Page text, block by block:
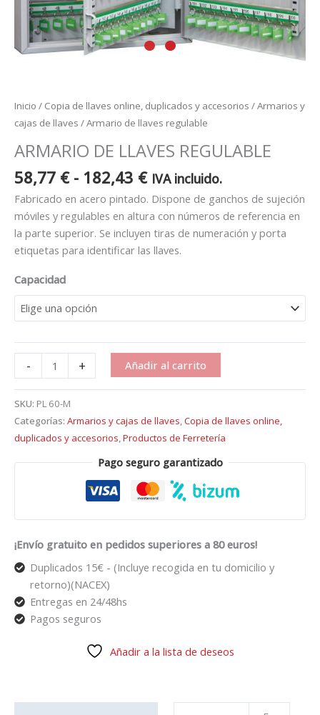
Inicio / Copia de llaves online, duplicados y accesorios /Armarios y
cajas de llaves / Armario de llaves regulable
ARMARIO DE LLAVES REGULABLE
58,77 € - 182,43 € IVA incluido.
Fabricado en acero pintado. Dispone de ganchos de sujeción
móviles y regulables en altura con números de referencia en
la parte superior. Se incluyen tiras de numeración y porta
etiquetas para identificar las llaves.
Capacidad
- + Añadir al carrito
SKU: PL 60-M
Categorías: Armarios y cajas de llaves Copia de llaves online,
duplicados y accesorios Productos de Ferretería
Pago seguro garantizado
¡Envío gratuito en pedidos superiores a 80 euros!
Duplicados 15€ - (Incluye recogida en tu domicilio y
retorno)(NACEX)
Entregas en 24/48hs
Pagos seguros
Añadir a la lista de deseos